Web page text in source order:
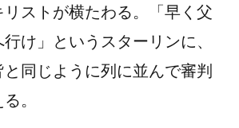
ストが横たわる。「早く父
け」というスターリンに、
同じように列に並んで審判
。